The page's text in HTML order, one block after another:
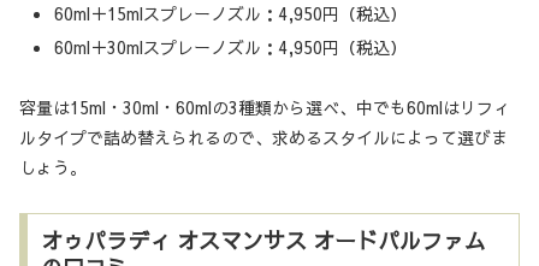
60ml＋15mlスプレーノズル：4,950円（税込）
60ml＋30mlスプレーノズル：4,950円（税込）
容量は15ml・30ml・60mlの3種類から選べ、中でも60mlはリフィ
ルタイプで詰め替えられるので、求めるスタイルによって選びま
しょう。
オゥパラディ オスマンサス オードパルファム